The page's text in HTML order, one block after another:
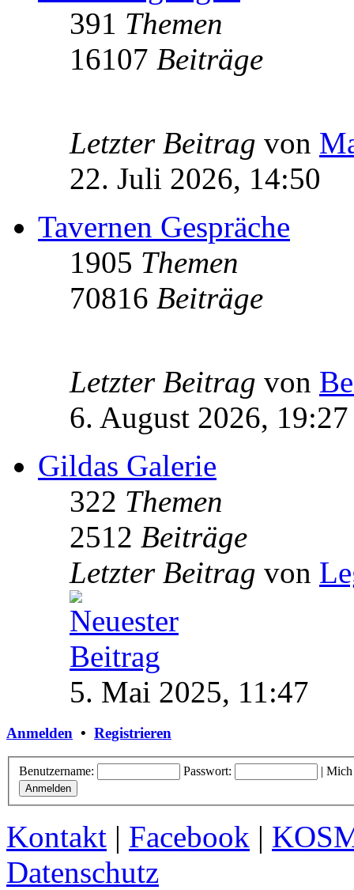
391 Themen
16107 Beiträge
Letzter Beitrag von
22. Juli 2026, 14:50
Tavernen Gespräche
1905 Themen
70816 Beiträge
Letzter Beitrag von
6. August 2026, 19:27
Gildas Galerie
322 Themen
2512 Beiträge
Letzter Beitrag von
5. Mai 2025, 11:47
Anmelden • Registrieren
Benutzername: Passwort: | Mich
Kontakt | Facebook |
Datenschutz